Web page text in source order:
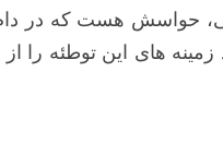
حواسش هست که در دام
زمینه های این توطئه